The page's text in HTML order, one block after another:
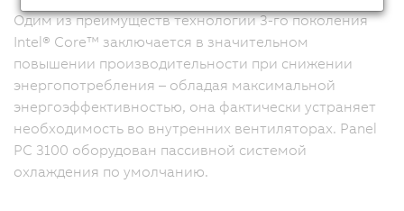
Одим из преимуществ технологии 3-го поколения
Intel® Core™ заключается в значительном
повышении производительности при снижении
энергопотребления – обладая максимальной
энергоэффективностью, она фактически устраняет
необходимость во внутренних вентиляторах. Panel
PC 3100 оборудован пассивной системой
охлаждения по умолчанию.